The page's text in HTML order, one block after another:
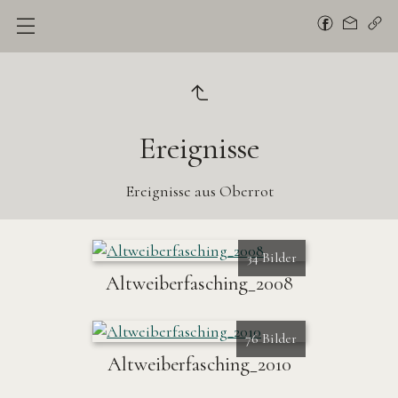
Ereignisse
Ereignisse aus Oberrot
34 Bilder
Altweiberfasching_2008
76 Bilder
Altweiberfasching_2010